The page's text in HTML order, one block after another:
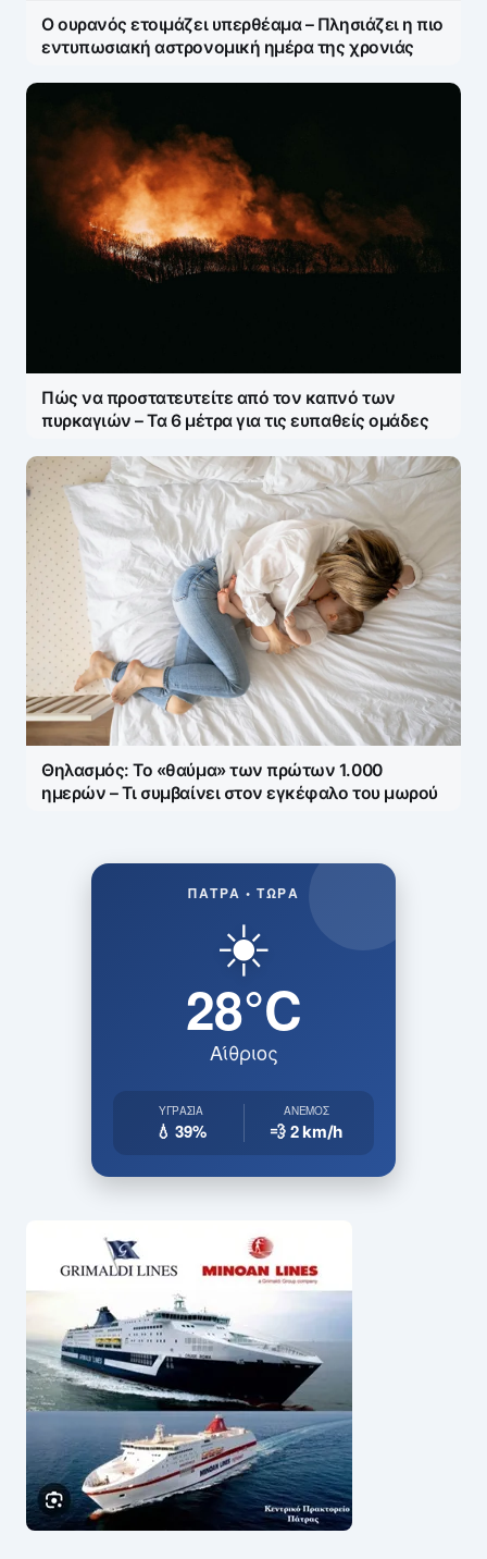
Ο ουρανός ετοιμάζει υπερθέαμα – Πλησιάζει η πιο
εντυπωσιακή αστρονομική ημέρα της χρονιάς
Πώς να προστατευτείτε από τον καπνό των
πυρκαγιών – Τα 6 μέτρα για τις ευπαθείς ομάδες
Θηλασμός: Το «θαύμα» των πρώτων 1.000
ημερών – Τι συμβαίνει στον εγκέφαλο του μωρού
ΠΆΤΡΑ • ΤΏΡΑ
☀️
28°C
Αίθριος
ΥΓΡΑΣΊΑ
💧 39%
ΆΝΕΜΟΣ
💨 2km/h